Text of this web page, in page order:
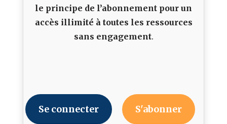
le principe de l’abonnement pour un
accès illimité à toutes les ressources
sans engagement.
Se connecter S'abonner